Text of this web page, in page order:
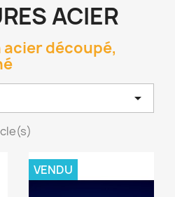
ACIER
découpé,

VENDU